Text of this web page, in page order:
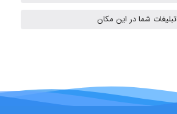
ABOALFZAL ZAREI
تبلیغات شما در این مکان